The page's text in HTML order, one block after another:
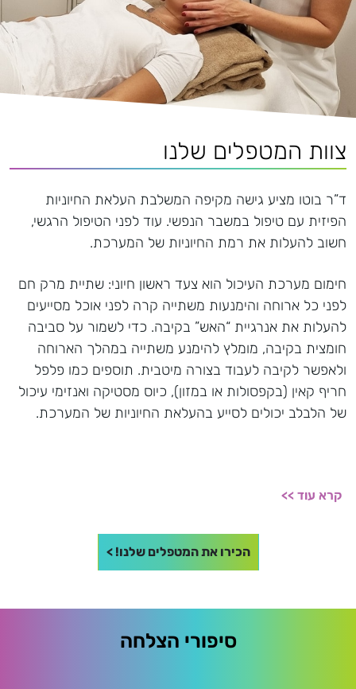
צוות המטפלים שלנו
ד”ר בוטו מציע גישה מקיפה המשלבת העלאת החיוניות
הפיזית עם טיפול במשבר הנפשי. עוד לפני הטיפול הרגשי,
חשוב להעלות את רמת החיוניות של המערכת.
חימום מערכת העיכול הוא צעד ראשון חיוני: שתיית מרק חם
לפני כל ארוחה והימנעות משתייה קרה לפני אוכל מסייעים
להעלות את אנרגיית “האש” בקיבה. כדי לשמור על סביבה
חומצית בקיבה, מומלץ להימנע משתייה במהלך הארוחה
ולאפשר לקיבה לעבוד בצורה מיטבית. תוספים כמו פלפל
חריף קאין (בקפסולות או במזון), כיוס מסטיקה ואנזימי עיכול
של הלבלב יכולים לסייע בהעלאת החיוניות של המערכת.
קרא עוד >>
הכירו את המטפלים שלנו! >
סיפורי הצלחה